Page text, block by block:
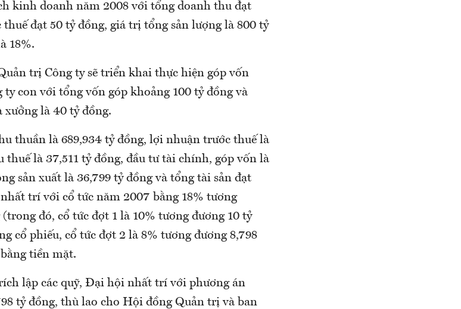
kinh doanh năm 2008 với tổng doanh thu đạt
đạt 50 tỷ đồng, giá trị tổng sản lượng là 800 tỷ
18%.
trị Công ty sẽ triển khai thực hiện góp vốn
con với tổng vốn góp khoảng 100 tỷ đồng và
là 40 tỷ đồng.
thuần là 689,934 tỷ đồng, lợi nhuận trước thuế là
thuế là 37,511 tỷ đồng, đầu tư tài chính, góp vốn là
sản xuất là 36,799 tỷ đồng và tổng tài sản đạt
trí với cổ tức năm 2007 bằng 18% tương
đó, cổ tức đợt 1 là 10% tương đương 10 tỷ
cổ phiếu, cổ tức đợt 2 là 8% tương đương 8,798
tiền mặt.
lập các quỹ, Đại hội nhất trí với phương án
tỷ đồng, thù lao cho Hội đồng Quản trị và ban